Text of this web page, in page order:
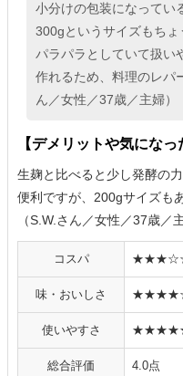
小分けの包装になってい
300gというサイズもち
パラパラとしていて扱い
作れるため、料理のレパ
ん／女性／37歳／主婦）
【デメリットや気になっ
生麹と比べると少し発酵の
便利ですが、200gサイズも
（S.W.さん／女性／37歳／
コスパ
味・おいしさ
使いやすさ
総合評価 4.0点